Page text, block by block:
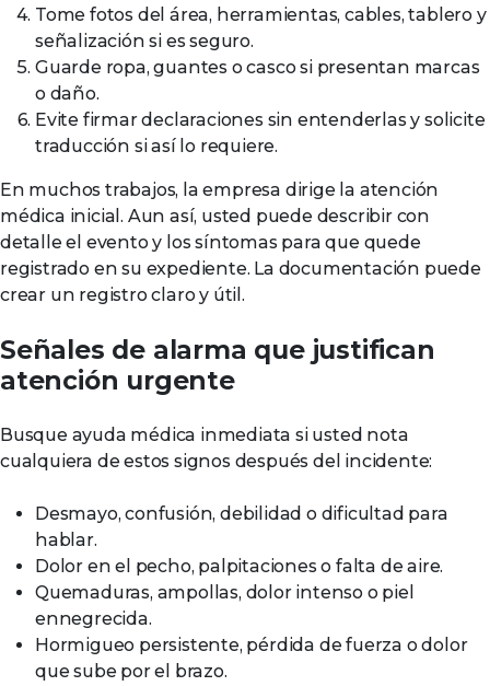
Tome fotos del área, herramientas, cables, tablero y
señalización si es seguro.
Guarde ropa, guantes o casco si presentan marcas
o daño.
Evite firmar declaraciones sin entenderlas y solicite
traducción si así lo requiere.
En muchos trabajos, la empresa dirige la atención
médica inicial. Aun así, usted puede describir con
detalle el evento y los síntomas para que quede
registrado en su expediente. La documentación puede
crear un registro claro y útil.
Señales de alarma que justifican
atención urgente
Busque ayuda médica inmediata si usted nota
cualquiera de estos signos después del incidente:
Desmayo, confusión, debilidad o dificultad para
hablar.
Dolor en el pecho, palpitaciones o falta de aire.
Quemaduras, ampollas, dolor intenso o piel
ennegrecida.
Hormigueo persistente, pérdida de fuerza o dolor
que sube por el brazo.